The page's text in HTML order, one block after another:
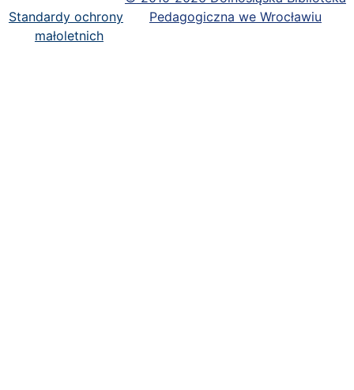
Standardy ochrony
małoletnich
Pedagogiczna we Wrocławiu